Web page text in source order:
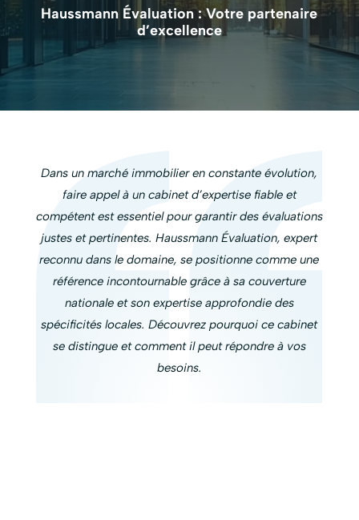
Haussmann Évaluation : Votre partenaire
d’excellence
Dans un marché immobilier en constante évolution,
faire appel à un cabinet d’expertise fiable et
compétent est essentiel pour garantir des évaluations
justes et pertinentes. Haussmann Évaluation, expert
reconnu dans le domaine, se positionne comme une
référence incontournable grâce à sa couverture
nationale et son expertise approfondie des
spécificités locales. Découvrez pourquoi ce cabinet
se distingue et comment il peut répondre à vos
besoins.